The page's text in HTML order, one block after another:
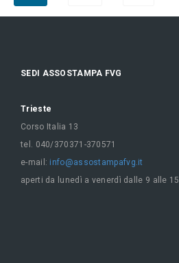
SEDI ASSOSTAMPA FVG
Trieste
Corso Italia 13
tel. 040/370371-370571
e-mail: info@assostampafvg.it
aperti da lunedì a venerdì dalle 9 alle 15